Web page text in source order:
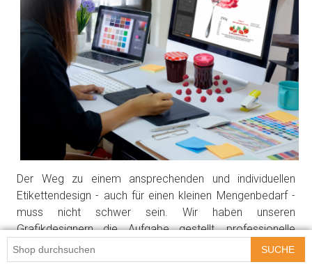
Der Weg zu einem ansprechenden und individuellen
Etikettendesign - auch für einen kleinen Mengenbedarf -
muss nicht schwer sein. Wir haben unseren
Grafikdesignern die Aufgabe gestellt, professionelle
Layouts zu entwerfen, die Sie
nutzen können.
Mit unserenGestaltungsvorlagenerstellen Sie Ihr
SUCHE